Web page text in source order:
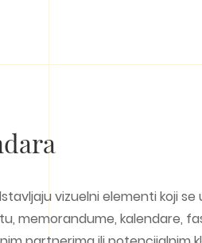
vizuelni elementi koji
memorandume, kalendare,